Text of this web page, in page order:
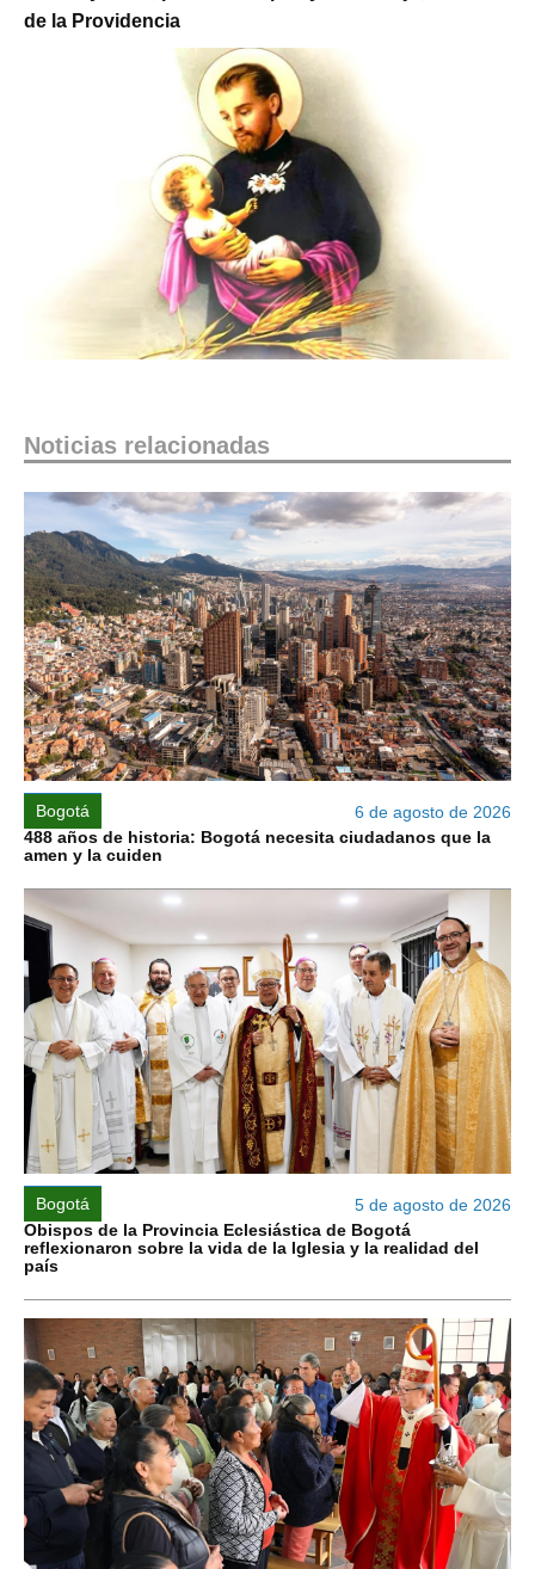
de la Providencia
Noticias relacionadas
Bogotá
6 de agosto de 2026
488 años de historia: Bogotá necesita ciudadanos que la
amen y la cuiden
Bogotá
5 de agosto de 2026
Obispos de la Provincia Eclesiástica de Bogotá
reflexionaron sobre la vida de la Iglesia y la realidad del
país